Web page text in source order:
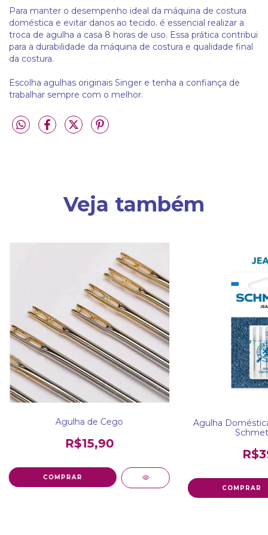
Para manter o desempenho ideal da máquina de costura
doméstica e evitar danos ao tecido. é essencial realizar a
troca de agulha a casa 8 horas de uso. Essa prática contribui
para a durabilidade da máquina de costura e qualidade final
da costura.
Escolha agulhas originais Singer e tenha a confiança de
trabalhar sempre com o melhor.
Veja também
Agulha de Cego
R$15,90
Agulha